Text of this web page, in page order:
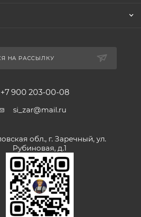
НА РАССЫЛКУ
+7 900 203-00-08
si_zar@mail.ru
обл., г. Заречный, ул.
Рубиновая, д.1